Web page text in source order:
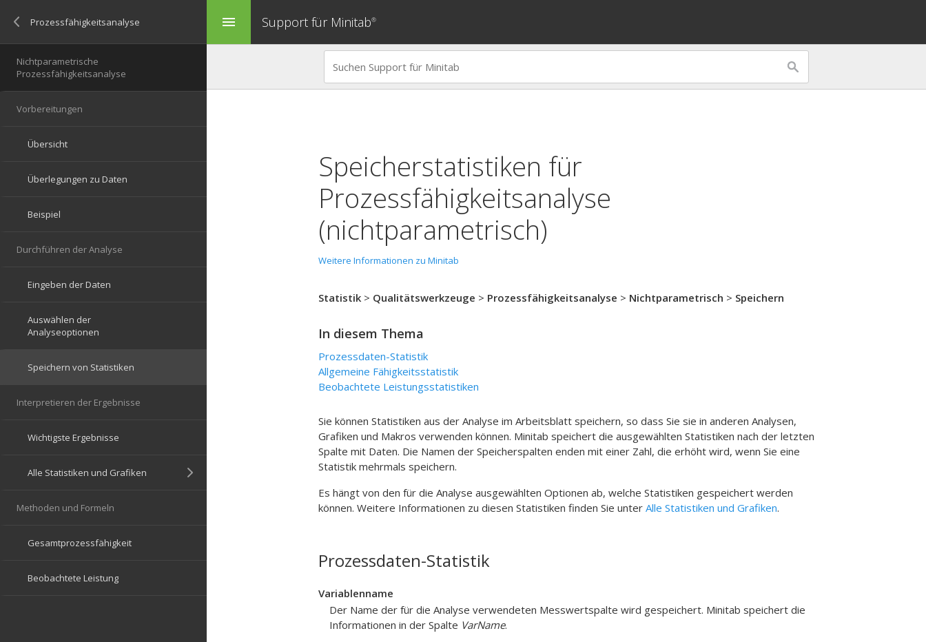
menu Support für Minitab®
Speicherstatistiken für
Prozessfähigkeitsanalyse
(nichtparametrisch)
Weitere Informationen zu Minitab
Statistik > Qualitätswerkzeuge > Prozessfähigkeitsanalyse > Nichtparametrisch > Speichern
In diesem Thema
Prozessdaten-Statistik
Allgemeine Fähigkeitsstatistik
Beobachtete Leistungsstatistiken
Sie können Statistiken aus der Analyse im Arbeitsblatt speichern, so dass Sie sie in anderen Analysen,
Grafiken und Makros verwenden können. Minitab speichert die ausgewählten Statistiken nach der letzten
Spalte mit Daten. Die Namen der Speicherspalten enden mit einer Zahl, die erhöht wird, wenn Sie eine
Statistik mehrmals speichern.
Es hängt von den für die Analyse ausgewählten Optionen ab, welche Statistiken gespeichert werden
können. Weitere Informationen zu diesen Statistiken finden Sie unter Alle Statistiken und Grafiken.
Prozessdaten-Statistik
Variablenname
Der Name der für die Analyse verwendeten Messwertspalte wird gespeichert. Minitab speichert die
Informationen in der Spalte VarName.